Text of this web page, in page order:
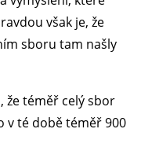
však je, že
sboru tam našly
že téměř celý sbor
v té době téměř 900